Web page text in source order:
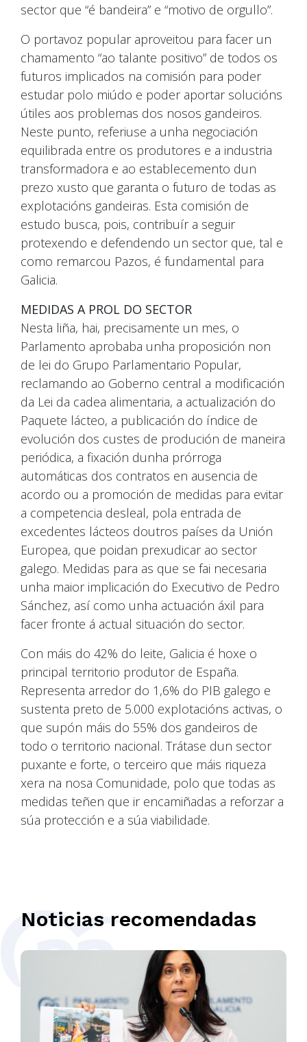
sector que “é bandeira” e “motivo de orgullo”.
O portavoz popular aproveitou para facer un
chamamento “ao talante positivo” de todos os
futuros implicados na comisión para poder
estudar polo miúdo e poder aportar solucións
útiles aos problemas dos nosos gandeiros.
Neste punto, referiuse a unha negociación
equilibrada entre os produtores e a industria
transformadora e ao establecemento dun
prezo xusto que garanta o futuro de todas as
explotacións gandeiras. Esta comisión de
estudo busca, pois, contribuír a seguir
protexendo e defendendo un sector que, tal e
como remarcou Pazos, é fundamental para
Galicia.
MEDIDAS A PROL DO SECTOR
Nesta liña, hai, precisamente un mes, o
Parlamento aprobaba unha proposición non
de lei do Grupo Parlamentario Popular,
reclamando ao Goberno central a modificación
da Lei da cadea alimentaria, a actualización do
Paquete lácteo, a publicación do índice de
evolución dos custes de produción de maneira
periódica, a fixación dunha prórroga
automáticas dos contratos en ausencia de
acordo ou a promoción de medidas para evitar
a competencia desleal, pola entrada de
excedentes lácteos doutros países da Unión
Europea, que poidan prexudicar ao sector
galego. Medidas para as que se fai necesaria
unha maior implicación do Executivo de Pedro
Sánchez, así como unha actuación áxil para
facer fronte á actual situación do sector.
Con máis do 42% do leite, Galicia é hoxe o
principal territorio produtor de España.
Representa arredor do 1,6% do PIB galego e
sustenta preto de 5.000 explotacións activas, o
que supón máis do 55% dos gandeiros de
todo o territorio nacional. Trátase dun sector
puxante e forte, o terceiro que máis riqueza
xera na nosa Comunidade, polo que todas as
medidas teñen que ir encamiñadas a reforzar a
súa protección e a súa viabilidade.
Noticias recomendadas